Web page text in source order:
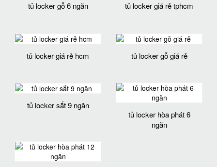
tủ locker gỗ 6 ngăn tủ locker giá rẻ tphcm
tủ locker giá rẻ hcm tủ locker gỗ giá rẻ
tủ locker sắt 9 ngăn
tủ locker hòa phát 6
ngăn